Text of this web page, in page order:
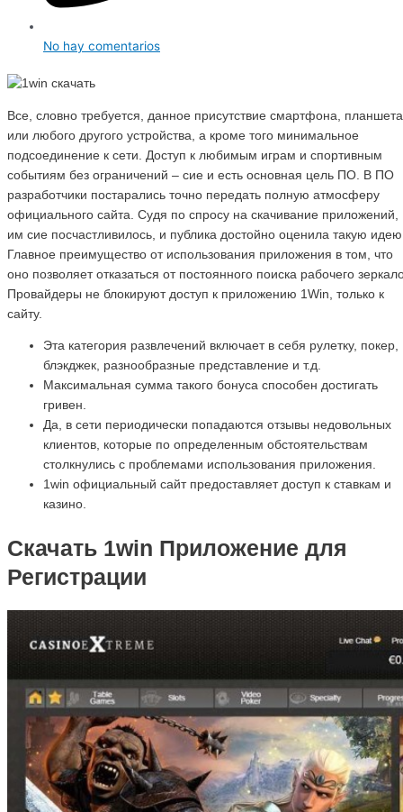
No hay comentarios
Все, словно требуется, данное присутствие смартфона, планшета
или любого другого устройства, а кроме того минимальное
подсоединение к сети. Доступ к любимым играм и спортивным
событиям без ограничений – сие и есть основная цель ПО. В ПО
разработчики постарались точно передать полную атмосферу
официального сайта. Судя по спросу на скачивание приложений,
им сие посчастливилось, и публика достойно оценила такую
Главное преимущество от использования приложения в том, что
оно позволяет отказаться от постоянного поиска рабочего
Провайдеры не блокируют доступ к приложению 1Win, только к
сайту.
Эта категория развлечений включает в себя рулетку, покер,
блэкджек, разнообразные представление и т.д.
Максимальная сумма такого бонуса способен достигать
гривен.
Да, в сети периодически попадаются отзывы недовольных
клиентов, которые по определенным обстоятельствам
столкнулись с проблемами использования приложения.
1win официальный сайт предоставляет доступ к ставкам и
казино.
Скачать 1win Приложение для
Регистрации